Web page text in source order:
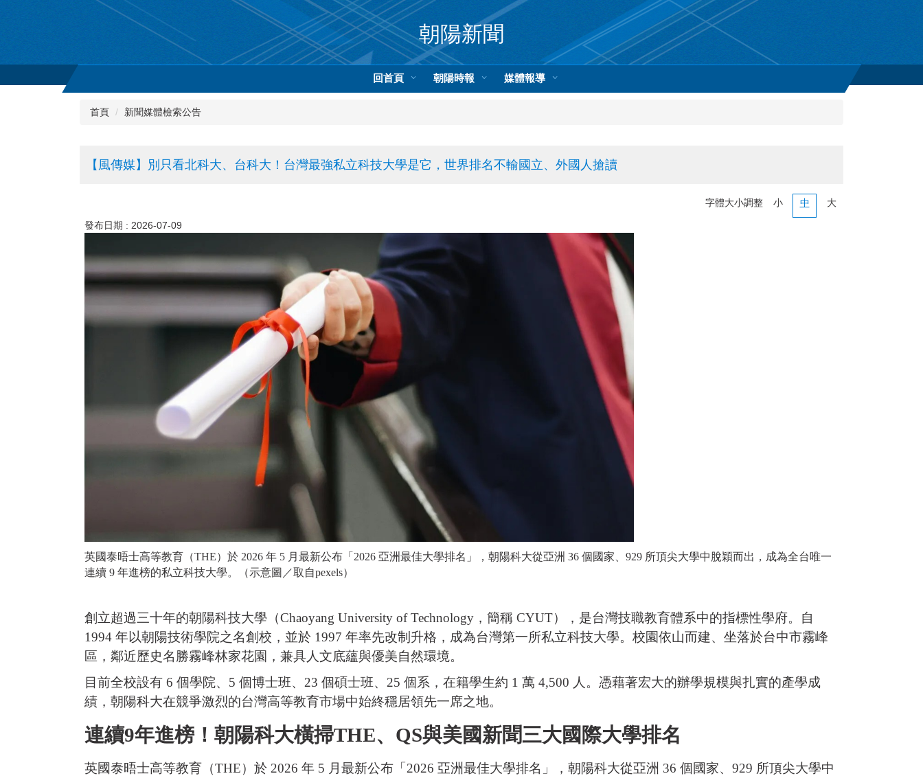
朝陽新聞
回首頁 朝陽時報 媒體報導
首頁 新聞媒體檢索公告
【風傳媒】別只看北科大、台科大！台灣最強私立科技大學是它，世界排名不輸國立、外國人搶讀
字體大小調整 小 中 大
發布日期 : 2026-07-09
英國泰晤士高等教育（THE）於 2026 年 5 月最新公布「2026 亞洲最佳大學排名」，朝陽科大從亞洲 36 個國家、929 所頂尖大學中脫穎而出，成為全台唯一
連續 9 年進榜的私立科技大學。（示意圖／取自pexels）
創立超過三十年的朝陽科技大學（Chaoyang University of Technology，簡稱 CYUT），是台灣技職教育體系中的指標性學府。自
1994 年以朝陽技術學院之名創校，並於 1997 年率先改制升格，成為台灣第一所私立科技大學。校園依山而建、坐落於台中市霧峰
區，鄰近歷史名勝霧峰林家花園，兼具人文底蘊與優美自然環境。
目前全校設有 6 個學院、5 個博士班、23 個碩士班、25 個系，在籍學生約 1 萬 4,500 人。憑藉著宏大的辦學規模與扎實的產學成
績，朝陽科大在競爭激烈的台灣高等教育市場中始終穩居領先一席之地。
連續9年進榜！朝陽科大橫掃THE、QS與美國新聞三大國際大學排名
英國泰晤士高等教育（THE）於 2026 年 5 月最新公布「2026 亞洲最佳大學排名」，朝陽科大從亞洲 36 個國家、929 所頂尖大學中